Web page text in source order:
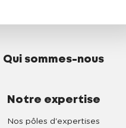
Qui sommes-nous
Notre expertise
Nos pôles d'expertises